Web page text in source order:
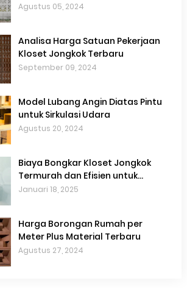
Agustus 05, 2024
Analisa Harga Satuan Pekerjaan
Kloset Jongkok Terbaru
September 09, 2024
Model Lubang Angin Diatas Pintu
untuk Sirkulasi Udara
Agustus 20, 2024
Biaya Bongkar Kloset Jongkok
Termurah dan Efisien untuk
Renovasi Kamar Mandi
Januari 18, 2025
Harga Borongan Rumah per
Meter Plus Material Terbaru
Agustus 27, 2024